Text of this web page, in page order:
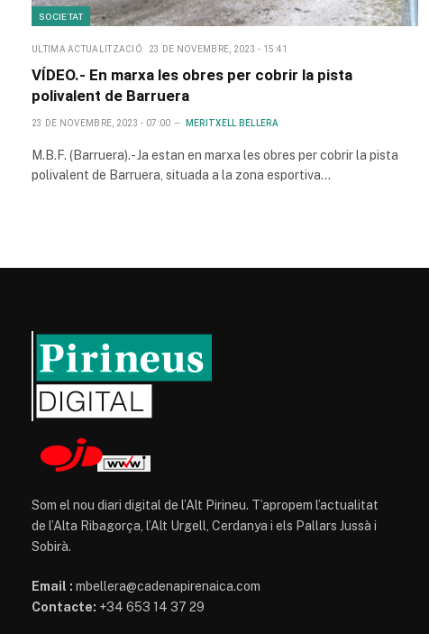
SOCIETAT
ULTIMA ACTUALITZACIÓ 23 DE NOVEMBRE, 2023 - 15:41
VÍDEO.- En marxa les obres per cobrir la pista
polivalent de Barruera
23 DE NOVEMBRE, 2023 - 07:00 MERITXELL BELLERA
M.B.F. (Barruera).- Ja estan en marxa les obres per cobrir la pista
polivalent de Barruera, situada a la zona esportiva…
Som el nou diari digital de l’Alt Pirineu. T’apropem l’actualitat
de l’Alta Ribagorça, l’Alt Urgell, Cerdanya i els Pallars Jussà i
Sobirà.
Email : mbellera@cadenapirenaica.com
Contacte: +34 653 14 37 29